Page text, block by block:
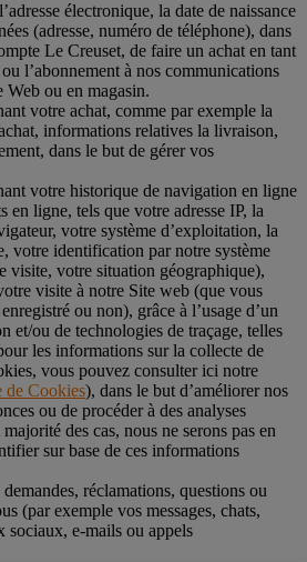
électronique, la date de naissance
(adresse, numéro de téléphone), dans
Le Creuset, de faire un achat en tant
l’abonnement à nos communications
Web ou en magasin.
votre achat, comme par exemple la
informations relatives la livraison,
dans le but de gérer vos
votre historique de navigation en ligne
en ligne, tels que votre adresse IP, la
votre système d’exploitation, la
votre identification par notre système
visite, votre situation géographique),
visite à notre Site web (que vous
ou non), grâce à l’usage d’un
et/ou de technologies de traçage, telles
les informations sur la collecte de
vous pouvez consulter ici notre
de Cookies), dans le but d’améliorer nos
ou de procéder à des analyses
des cas, nous ne serons pas en
sur base de ces informations
réclamations, questions ou
(par exemple vos messages, chats,
sociaux, e-mails ou appels